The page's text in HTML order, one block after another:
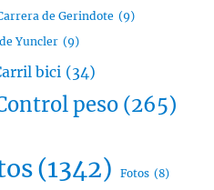
de Gerindote (9)
Yuncler (9)
bici (34)
peso (265)
(1342) Fotos (8)